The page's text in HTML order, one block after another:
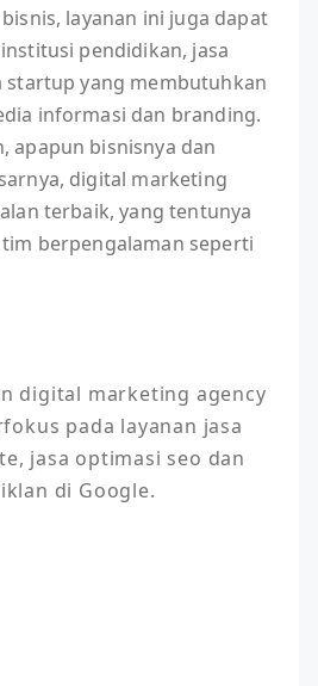
layanan ini juga dapat
pendidikan, jasa
startup yang membutuhkan
informasi dan branding.
apapun bisnisnya dan
digital marketing
terbaik, yang tentunya
berpengalaman seperti
digital marketing agency
pada layanan jasa
jasa optimasi seo dan
di Google.